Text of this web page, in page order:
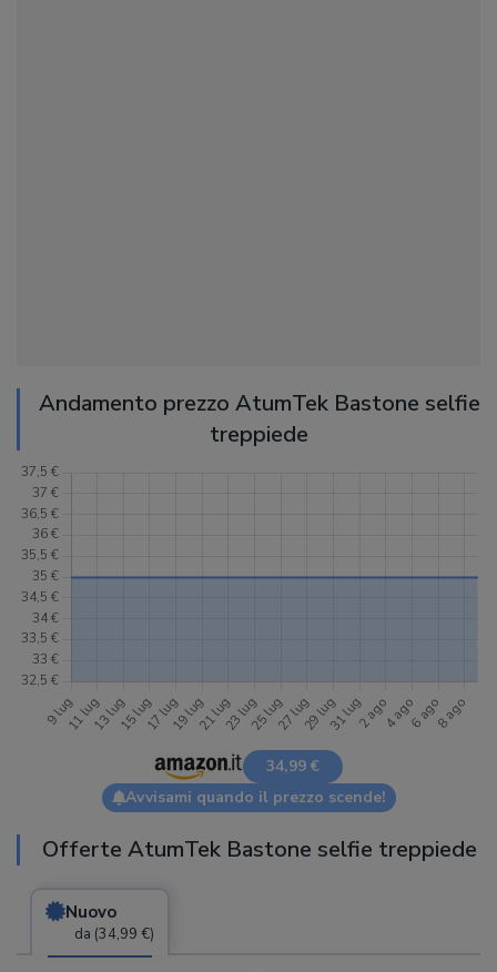
Andamento prezzo AtumTek Bastone selfie
treppiede
34,99 €
Avvisami quando il prezzo scende!
Offerte AtumTek Bastone selfie treppiede
Nuovo
da (34,99 €)